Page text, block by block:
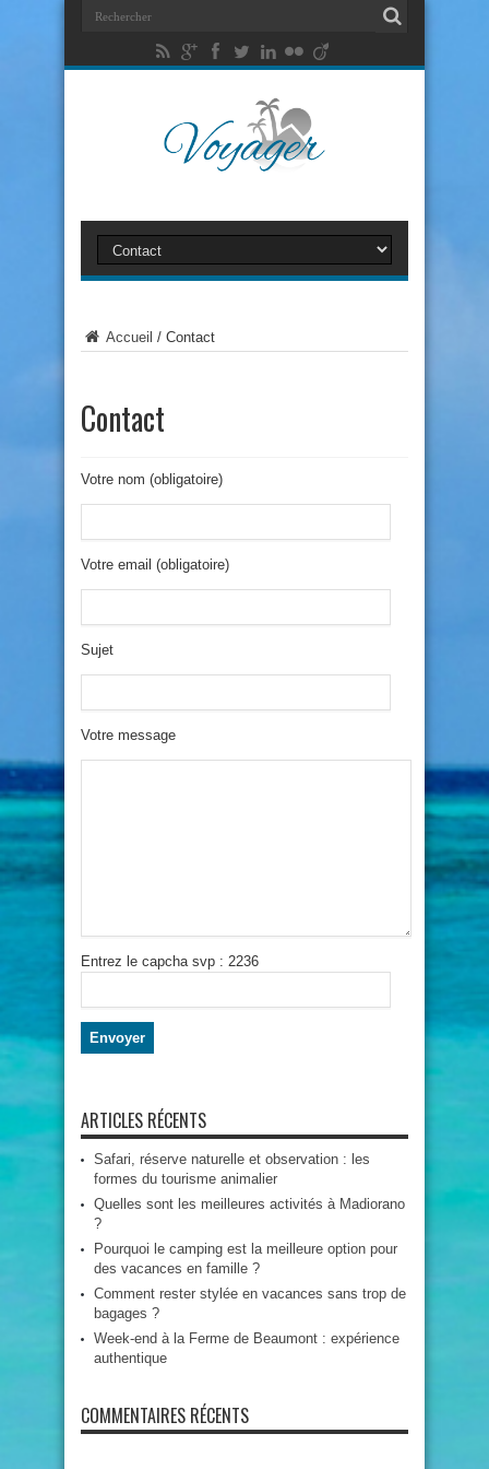
Accueil / Contact
Contact
Votre nom (obligatoire)
Votre email (obligatoire)
Sujet
Votre message
Entrez le capcha svp : 2236
ARTICLES RÉCENTS
Safari, réserve naturelle et observation : les
formes du tourisme animalier
Quelles sont les meilleures activités à Madiorano
?
Pourquoi le camping est la meilleure option pour
des vacances en famille ?
Comment rester stylée en vacances sans trop de
bagages ?
Week-end à la Ferme de Beaumont : expérience
authentique
COMMENTAIRES RÉCENTS